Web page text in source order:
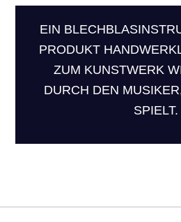
EIN
PRODUKT
ZUM KUNSTWERK
DURCH DEN
SPIELT.